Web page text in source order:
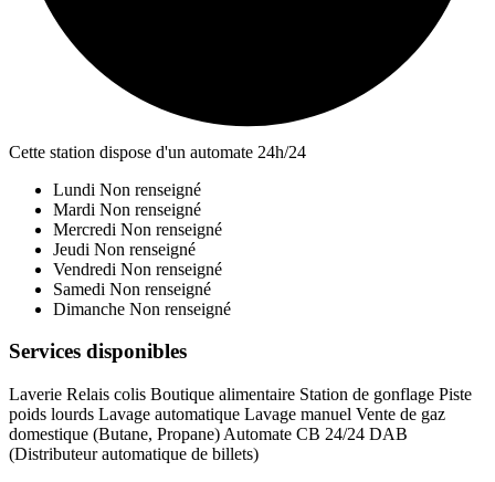
Cette station dispose d'un automate 24h/24
Lundi Non renseigné
Mardi Non renseigné
Mercredi Non renseigné
Jeudi Non renseigné
Vendredi Non renseigné
Samedi Non renseigné
Dimanche Non renseigné
Services disponibles
Laverie Relais colis Boutique alimentaire Station de gonflage Piste
poids lourds Lavage automatique Lavage manuel Vente de gaz
domestique (Butane, Propane) Automate CB 24/24 DAB
(Distributeur automatique de billets)